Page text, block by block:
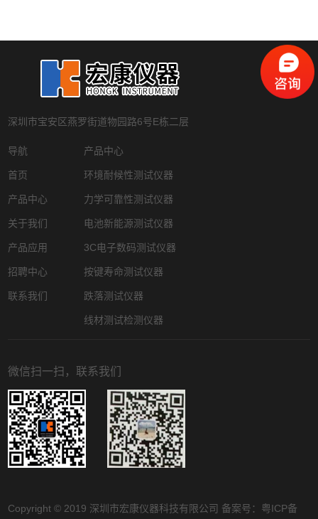
深圳市宝安区燕罗街道物园路6号E栋二层
导航
首页
产品中心
关于我们
产品应用
招聘中心
联系我们
产品中心
环境耐候性测试仪器
力学可靠性测试仪器
电池新能源测试仪器
3C电子数码测试仪器
按键寿命测试仪器
跌落测试仪器
线材测试检测仪器
微信扫一扫，联系我们
Copyright © 2019 深圳市宏康仪器科技有限公司 备案号： 粤ICP备